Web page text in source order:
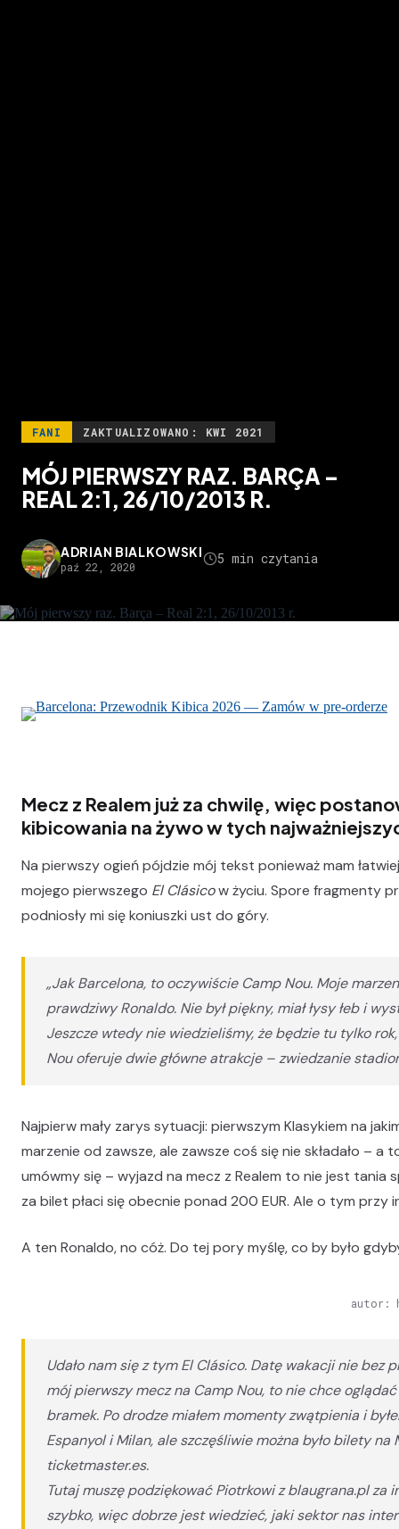
FANI ZAKTUALIZOWANO: KWI 2021
MÓJ PIERWSZY RAZ. BARÇA –
REAL 2:1, 26/10/2013 R.
ADRIAN BIALKOWSKI
paź 22, 2020 5 min czytania
Mecz z Realem już za chwilę, więc
kibicowania na żywo w tych
Na pierwszy ogień pójdzie mój tekst ponieważ mam
mojego pierwszego El Clásicow życiu. Spore fragmenty
podniosły mi się koniuszki ust do góry.
„Jak Barcelona, to oczywiście Camp Nou. Moje
prawdziwy Ronaldo. Nie był piękny, miał łysy łeb i
Jeszcze wtedy nie wiedzieliśmy, że będzie tu tylko
Nou oferuje dwie główne atrakcje – zwiedzanie
Najpierw mały zarys sytuacji: pierwszym Klasykiem na
marzenie od zawsze, ale zawsze coś się nie składało –
umówmy się – wyjazd na mecz z Realem to nie jest
za bilet płaci się obecnie ponad 200 EUR. Ale o tym przy
A ten Ronaldo, no cóż. Do tej pory myślę, co by było
autor:
Udało nam się z tym El Clásico. Datę wakacji nie bez
mój pierwszy mecz na Camp Nou, to nie chce
bramek. Po drodze miałem momenty zwątpienia i
Espanyol i Milan, ale szczęśliwie można było bilety
ticketmaster.es.
Tutaj muszę podziękować Piotrkowi z blaugrana.pl
szybko, więc dobrze jest wiedzieć, jaki sektor nas